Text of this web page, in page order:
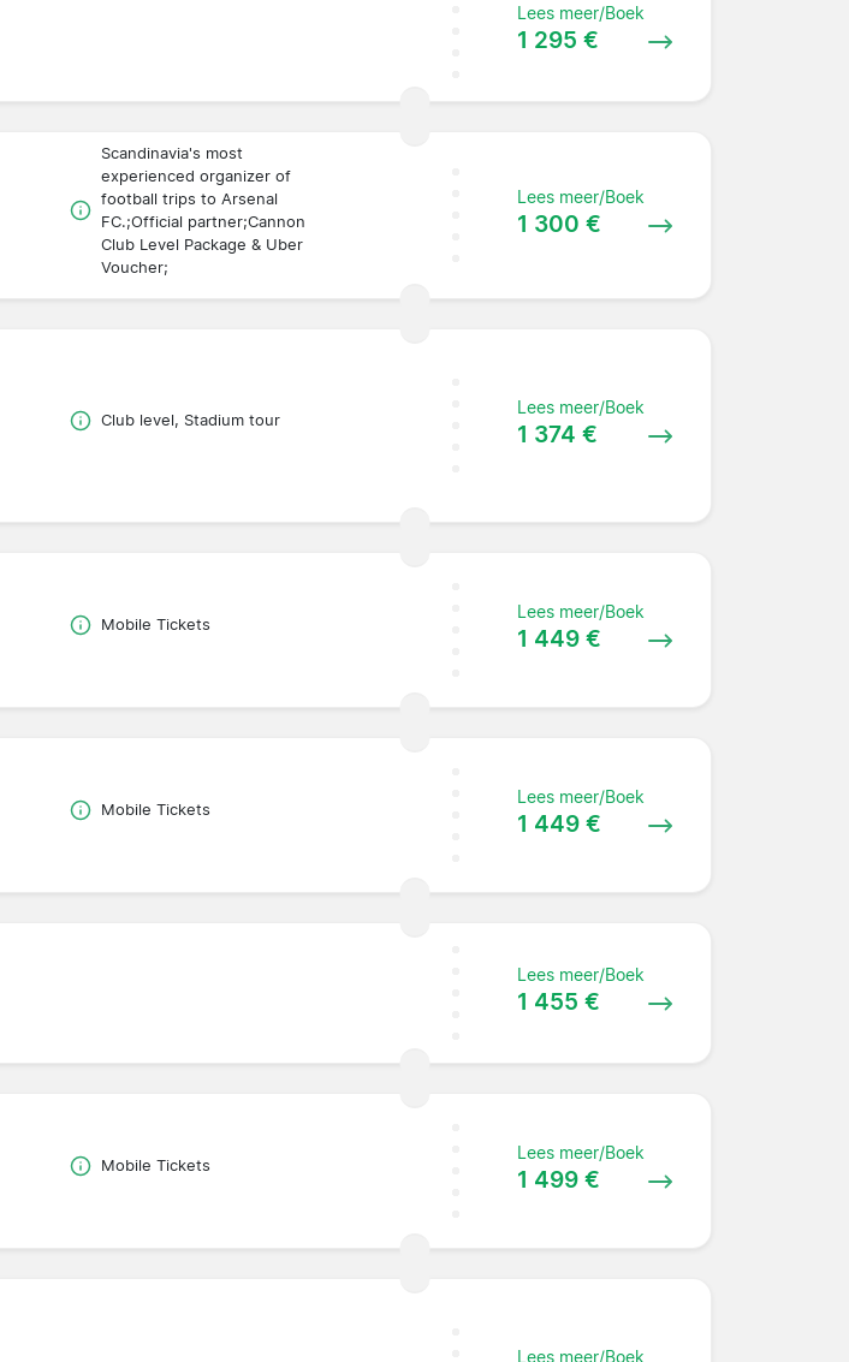
Lees meer/Boek
1 295 €
Scandinavia's most
experienced organizer of
football trips to Arsenal
FC.;Official partner;Cannon
Club Level Package & Uber
Voucher;
Lees meer/Boek
1 300 €
Club level, Stadium tour
Lees meer/Boek
1 374 €
Mobile Tickets
Lees meer/Boek
1 449 €
Mobile Tickets
Lees meer/Boek
1 449 €
Lees meer/Boek
1 455 €
Mobile Tickets
Lees meer/Boek
1 499 €
Lees meer/Boek